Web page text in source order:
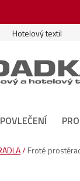
Hotelový textil
POVLEČENÍ
/Froté